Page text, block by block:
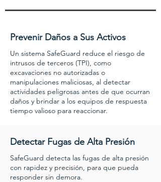
Prevenir Daños a Sus Activos
Un sistema SafeGuard reduce el riesgo de
intrusos de terceros (TPI), como
excavaciones no autorizadas o
manipulaciones maliciosas, al detectar
actividades peligrosas antes de que ocurran
daños y brindar a los equipos de respuesta
tiempo valioso para reaccionar.
Detectar Fugas de Alta Presión
SafeGuard detecta las fugas de alta presión
con rapidez y precisión, para que pueda
responder sin demora.